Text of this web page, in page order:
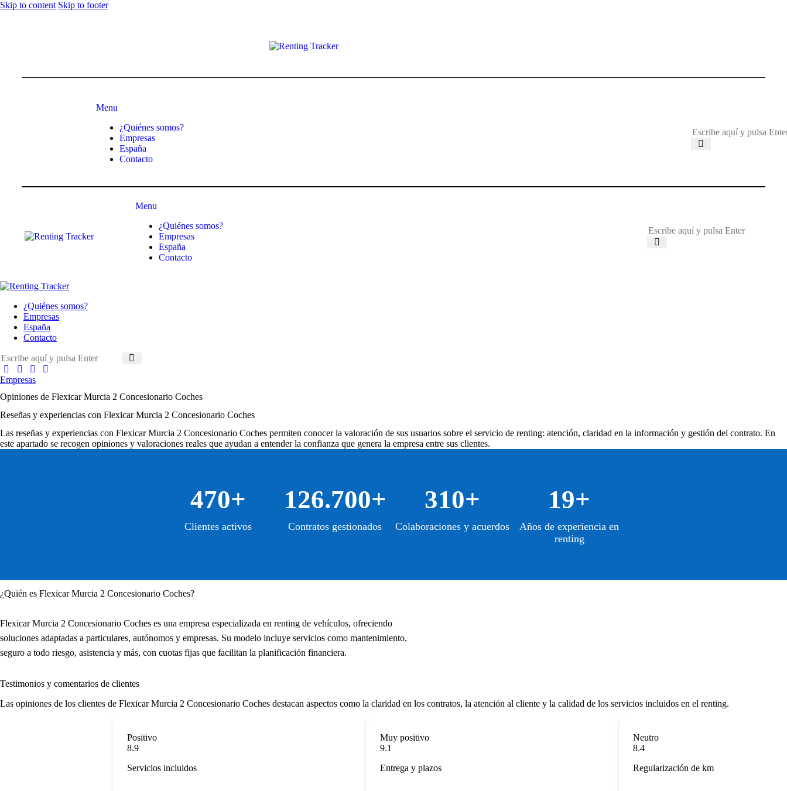
Skip to content Skip to footer
Menu
¿Quiénes somos?
Empresas
España
Contacto
Menu
¿Quiénes somos?
Empresas
España
Contacto
¿Quiénes somos?
Empresas
España
Contacto
Empresas
Opiniones de Flexicar Murcia 2 Concesionario Coches
Reseñas y experiencias con Flexicar Murcia 2 Concesionario Coches
Las reseñas y experiencias con Flexicar Murcia 2 Concesionario Coches permiten conocer la valoración de sus usuarios sobre el servicio de renting: atención, claridad en la información y gestión del contrato. En
este apartado se recogen opiniones y valoraciones reales que ayudan a entender la confianza que genera la empresa entre sus clientes.
470+
Clientes activos
126.700+
Contratos gestionados
310+
Colaboraciones y acuerdos
19+
Años de experiencia en
renting
¿Quién es Flexicar Murcia 2 Concesionario Coches?
Flexicar Murcia 2 Concesionario Coches es una empresa especializada en renting de vehículos, ofreciendo
soluciones adaptadas a particulares, autónomos y empresas. Su modelo incluye servicios como mantenimiento,
seguro a todo riesgo, asistencia y más, con cuotas fijas que facilitan la planificación financiera.
Testimonios y comentarios de clientes
Las opiniones de los clientes de Flexicar Murcia 2 Concesionario Coches destacan aspectos como la claridad en los contratos, la atención al cliente y la calidad de los servicios incluidos en el renting.
Positivo
8.9
Servicios incluidos
Muy positivo
9.1
Entrega y plazos
Neutro
8.4
Regularización de km